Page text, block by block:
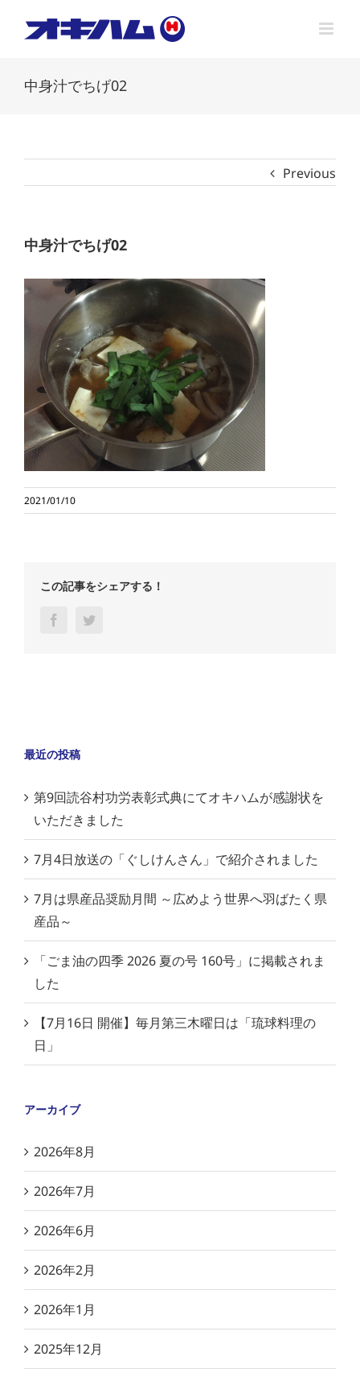
中身汁でちげ02
Previous
中身汁でちげ02
2021/01/10
この記事をシェアする！
Facebook
最近の投稿
第9回読谷村功労表彰式典にてオキハムが感謝状を
いただきました
7月4日放送の「ぐしけんさん」で紹介されました
7月は県産品奨励月間 ～広めよう世界へ羽ばたく県
産品～
「ごま油の四季 2026 夏の号 160号」に掲載されま
した
【7月16日 開催】毎月第三木曜日は「琉球料理の
日」
アーカイブ
2026年8月
2026年7月
2026年6月
2026年2月
2026年1月
2025年12月